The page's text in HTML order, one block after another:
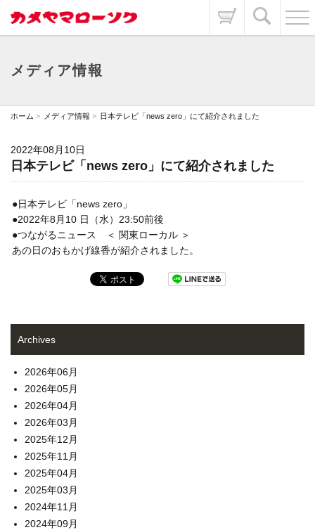
メディア情報
ホーム メディア情報 日本テレビ「news zero」にて紹介されました
2022年08月10日
日本テレビ「news zero」にて紹介されました
●日本テレビ「news zero」
●2022年8月10 日（水）23:50前後
●つながるニュース ＜ 関東ローカル ＞
あの日のおもかげ線香が紹介されました。
Archives
2026年06月
2026年05月
2026年04月
2026年03月
2025年12月
2025年11月
2025年04月
2025年03月
2024年11月
2024年09月